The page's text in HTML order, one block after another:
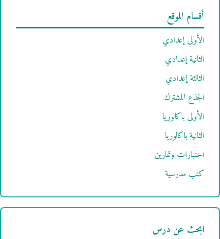
أقسام الموقع
الأولى إعدادي
الثانية إعدادي
الثالثة إعدادي
الجذع المشترك
الأولى باكالوريا
الثانية باكالوريا
اختبارات وتمارين
كتب مدرسية
ابحث عن درس